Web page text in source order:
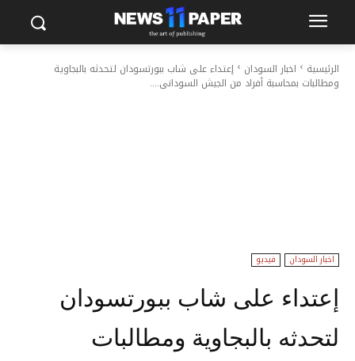
الرئيسية اخبار السودان
إعتداء على شاب ببورتسودان لتحدثه بالبجاوية
ومطالبات بمحاسبة أفراد من الجيش السودانى....
اخبار السودان فيديو
إعتداء على شاب ببورتسودان
لتحدثه بالبجاوية ومطالبات